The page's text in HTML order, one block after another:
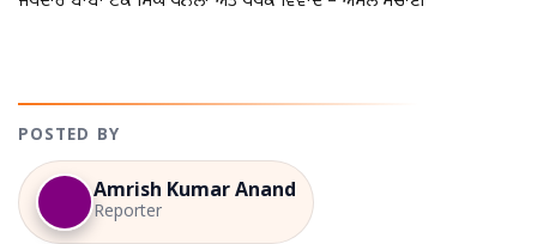
POSTED BY
Amrish Kumar Anand
Reporter